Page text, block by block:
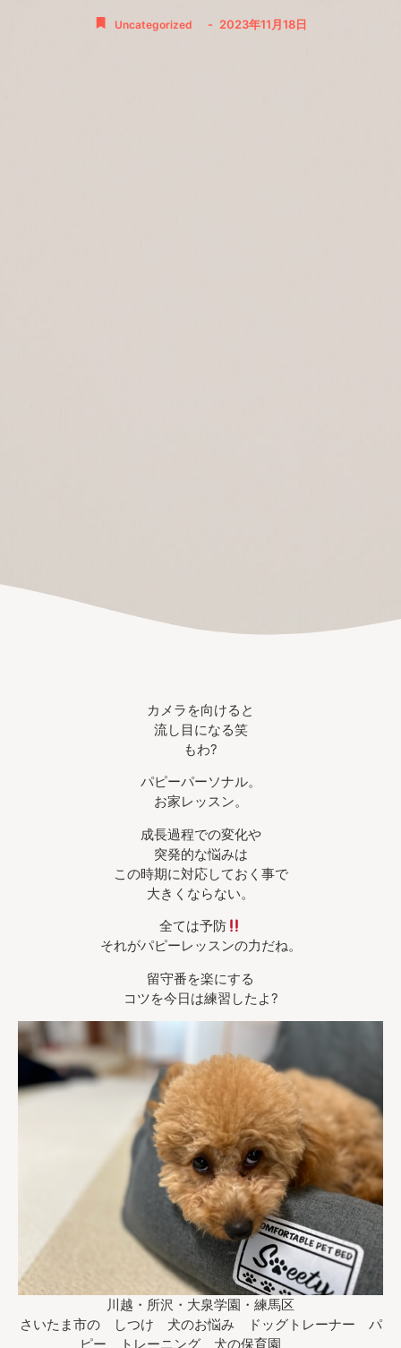
Uncategorized - 2023年11月18日
カメラを向けると
流し目になる笑
もわ?
パピーパーソナル。
お家レッスン。
成長過程での変化や
突発的な悩みは
この時期に対応しておく事で
大きくならない。
全ては予防
それがパピーレッスンの力だね。
留守番を楽にする
コツを今日は練習したよ?
川越・所沢・大泉学園・練馬区
さいたま市の しつけ 犬のお悩み ドッグトレーナー パ
ピー トレーニング 犬の保育園